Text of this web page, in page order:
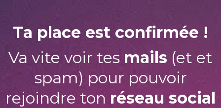
Ta place est confirmée !
Va vite voir tes mails (et et
spam) pour pouvoir
rejoindre ton réseau social